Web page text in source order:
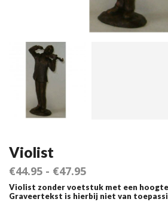
Violist
€44.95 - €47.95
Violist zonder voetstuk met een hoogte
Graveertekst is hierbij niet van